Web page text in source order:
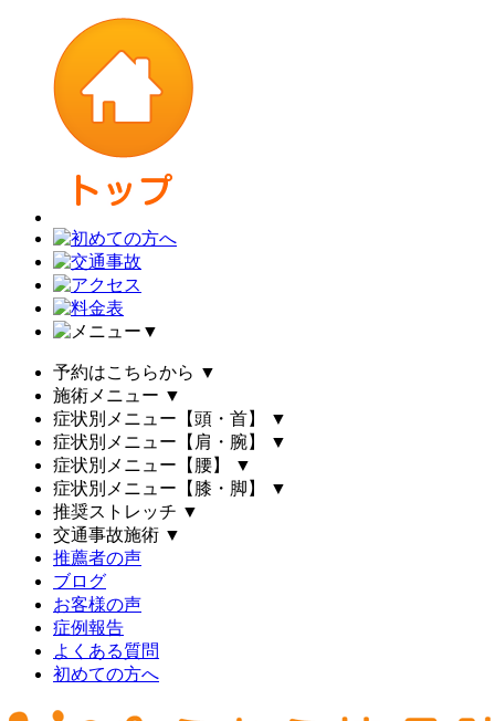
▼
予約はこちらから ▼
施術メニュー ▼
症状別メニュー【頭・首】
▼
症状別メニュー【肩・腕】
▼
症状別メニュー【腰】
▼
症状別メニュー【膝・脚】
▼
推奨ストレッチ ▼
交通事故施術 ▼
推薦者の声
ブログ
お客様の声
症例報告
よくある質問
初めての方へ